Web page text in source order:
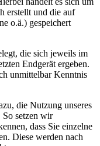
erstellt und die auf
o.ä.) gespeichert
die sich jeweils im
Endgerät ergeben.
unmittelbar Kenntnis
die Nutzung unseres
So setzen wir
dass Sie einzelne
Diese werden nach